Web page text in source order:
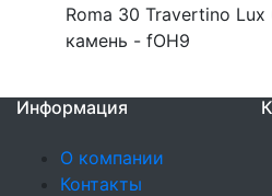
Roma 30 Travertino
камень - fOH9
Информация
О компании
Контакты